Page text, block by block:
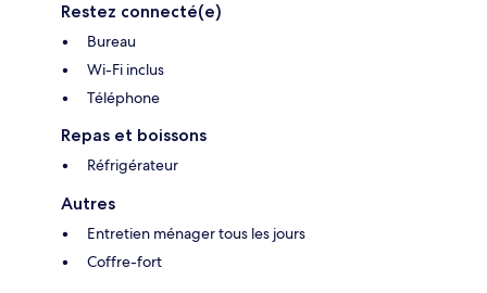
Restez connecté(e)
Bureau
Wi-Fi inclus
Téléphone
Repas et boissons
Réfrigérateur
Autres
Entretien ménager tous les jours
Coffre-fort